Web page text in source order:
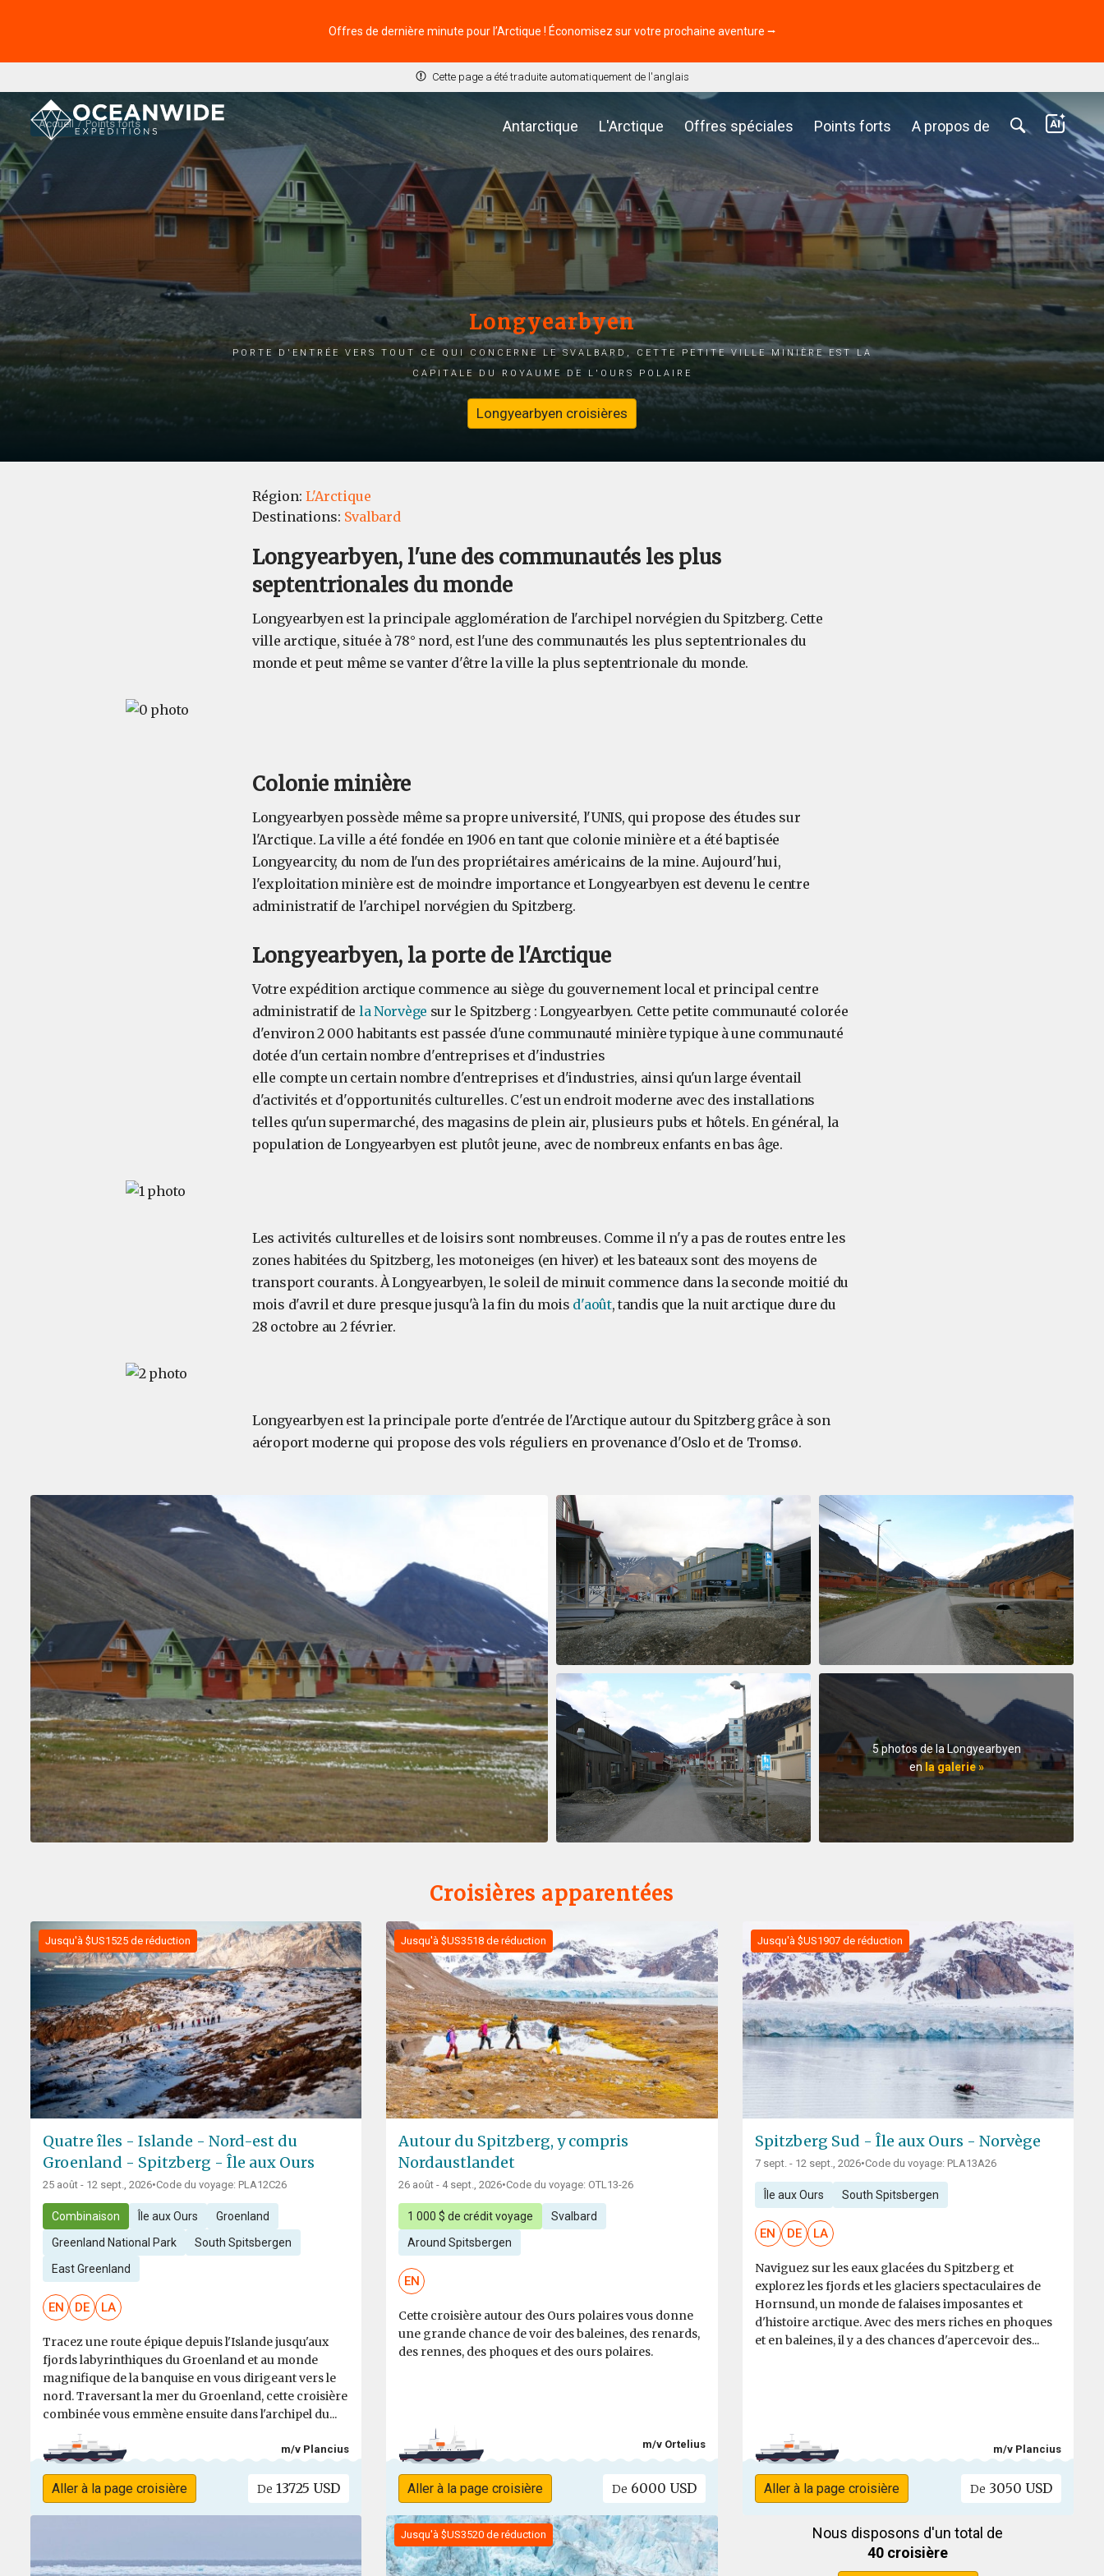
Offres de dernière minute pour l’Arctique ! Économisez sur votre prochaine aventure ⭢
Cette page a été traduite automatiquement de l'anglais
Antarctique L'Arctique Offres spéciales Points forts A propos de
Accueil Points forts
Longyearbyen
Porte d'entrée vers tout ce qui concerne le Svalbard, cette petite ville minière est la
capitale du royaume de l'ours polaire
Longyearbyen croisières
Région: L'Arctique
Destinations: Svalbard
Longyearbyen, l'une des communautés les plus
septentrionales du monde
Longyearbyen est la principale agglomération de l'archipel norvégien du Spitzberg. Cette
ville arctique, située à 78° nord, est l'une des communautés les plus septentrionales du
monde et peut même se vanter d'être la ville la plus septentrionale du monde.
Colonie minière
Longyearbyen possède même sa propre université, l'UNIS, qui propose des études sur
l'Arctique. La ville a été fondée en 1906 en tant que colonie minière et a été baptisée
Longyearcity, du nom de l'un des propriétaires américains de la mine. Aujourd'hui,
l'exploitation minière est de moindre importance et Longyearbyen est devenu le centre
administratif de l'archipel norvégien du Spitzberg.
Longyearbyen, la porte de l'Arctique
Votre expédition arctique commence au siège du gouvernement local et principal centre
administratif de la Norvège sur le Spitzberg : Longyearbyen. Cette petite communauté colorée
d'environ 2 000 habitants est passée d'une communauté minière typique à une communauté
dotée d'un certain nombre d'entreprises et d'industries
elle compte un certain nombre d'entreprises et d'industries, ainsi qu'un large éventail
d'activités et d'opportunités culturelles. C'est un endroit moderne avec des installations
telles qu'un supermarché, des magasins de plein air, plusieurs pubs et hôtels. En général, la
population de Longyearbyen est plutôt jeune, avec de nombreux enfants en bas âge.
Les activités culturelles et de loisirs sont nombreuses. Comme il n'y a pas de routes entre les
zones habitées du Spitzberg, les motoneiges (en hiver) et les bateaux sont des moyens de
transport courants. À Longyearbyen, le soleil de minuit commence dans la seconde moitié du
mois d'avril et dure presque jusqu'à la fin du mois d'août, tandis que la nuit arctique dure du
28 octobre au 2 février.
Longyearbyen est la principale porte d'entrée de l'Arctique autour du Spitzberg grâce à son
aéroport moderne qui propose des vols réguliers en provenance d'Oslo et de Tromsø.
5 photos de la Longyearbyen
en la galerie »
Croisières apparentées
Jusqu'à $US1525 de réduction
Quatre îles - Islande - Nord-est du
Groenland - Spitzberg - Île aux Ours
25 août - 12 sept., 2026•Code du voyage: PLA12C26
Combinaison Île aux Ours Groenland
Greenland National Park South Spitsbergen
East Greenland
EN DE LA
Tracez une route épique depuis l'Islande jusqu'aux
fjords labyrinthiques du Groenland et au monde
magnifique de la banquise en vous dirigeant vers le
nord. Traversant la mer du Groenland, cette croisière
combinée vous emmène ensuite dans l'archipel du...
m/v Plancius
Aller à la page croisière De 13725 USD
Jusqu'à $US3518 de réduction
Autour du Spitzberg, y compris
Nordaustlandet
26 août - 4 sept., 2026•Code du voyage: OTL13-26
1 000 $ de crédit voyage Svalbard
Around Spitsbergen
EN
Cette croisière autour des Ours polaires vous donne
une grande chance de voir des baleines, des renards,
des rennes, des phoques et des ours polaires.
m/v Ortelius
Aller à la page croisière De 6000 USD
Jusqu'à $US1907 de réduction
Spitzberg Sud - Île aux Ours - Norvège
7 sept. - 12 sept., 2026•Code du voyage: PLA13A26
Île aux Ours South Spitsbergen
EN DE LA
Naviguez sur les eaux glacées du Spitzberg et
explorez les fjords et les glaciers spectaculaires de
Hornsund, un monde de falaises imposantes et
d'histoire arctique. Avec des mers riches en phoques
et en baleines, il y a des chances d'apercevoir des...
m/v Plancius
Aller à la page croisière De 3050 USD
Jusqu'à $US3520 de réduction
Nous disposons d'un total de
40 croisière